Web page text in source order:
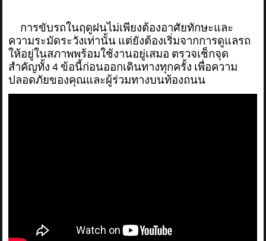
การขับรถในฤดูฝนไม่เพียงต้องอาศัยทักษะและ
ความระมัดระวังเท่านั้น แต่ยังต้องเริ่มจากการดูแลรถ
ให้อยู่ในสภาพพร้อมใช้งานอยู่เสมอ ตรวจเช็กจุด
สำคัญทั้ง 4 ข้อนี้ก่อนออกเดินทางทุกครั้ง เพื่อความ
ปลอดภัยของคุณและผู้ร่วมทางบนท้องถนน